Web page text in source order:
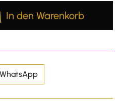
Gib den
In den Warenkorb